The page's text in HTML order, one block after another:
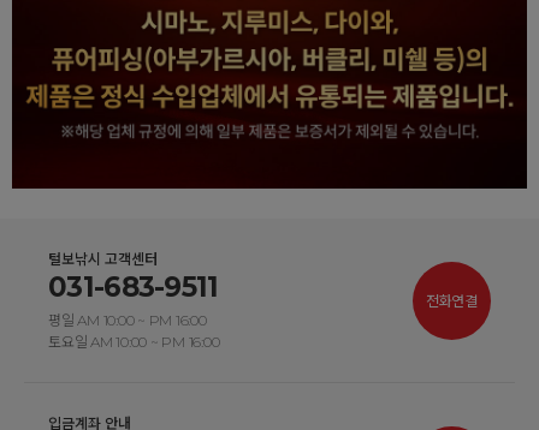
털보낚시 고객센터
031-683-9511
평일 AM 10:00 ~ PM 16:00
토요일 AM 10:00 ~ PM 16:00
전화연결
입금계좌 안내